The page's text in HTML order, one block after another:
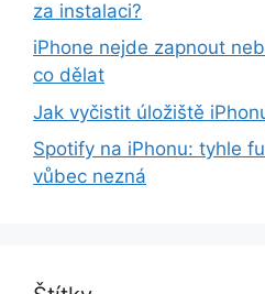
za instalaci?
iPhone nejde zapnout
co dělat
Jak vyčistit úložiště
Spotify na iPhonu: tyhle
vůbec nezná